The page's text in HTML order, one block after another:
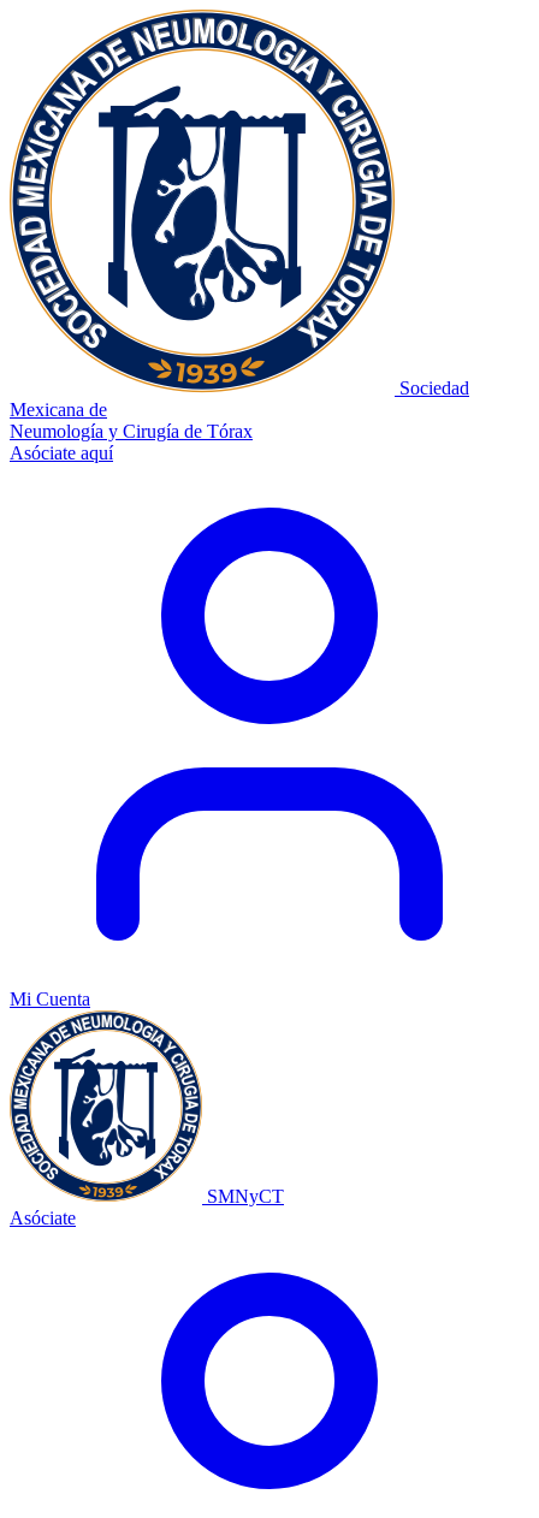
Sociedad
Mexicana de
Neumología y Cirugía de Tórax
Asóciate aquí
Mi Cuenta
SMNyCT
Asóciate